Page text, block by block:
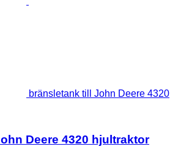
bränsletank till John Deere 4320
Deere 4320 hjultraktor